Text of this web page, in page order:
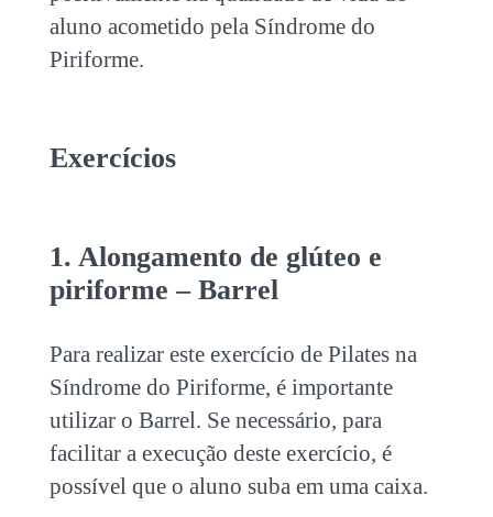
aluno acometido pela Síndrome do
Piriforme.
Exercícios
1. Alongamento de glúteo e
piriforme – Barrel
Para realizar este exercício de Pilates na
Síndrome do Piriforme, é importante
utilizar o Barrel. Se necessário, para
facilitar a execução deste exercício, é
possível que o aluno suba em uma caixa.